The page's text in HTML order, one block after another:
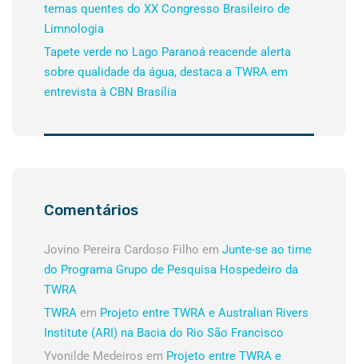
temas quentes do XX Congresso Brasileiro de
Limnologia
Tapete verde no Lago Paranoá reacende alerta
sobre qualidade da água, destaca a TWRA em
entrevista à CBN Brasília
Comentários
Jovino Pereira Cardoso Filho em Junte-se ao time
do Programa Grupo de Pesquisa Hospedeiro da
TWRA
TWRA em Projeto entre TWRA e Australian Rivers
Institute (ARI) na Bacia do Rio São Francisco
Yvonilde Medeiros em Projeto entre TWRA e